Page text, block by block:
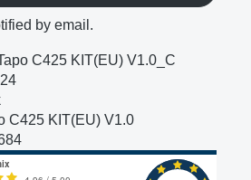
by email.
C425 KIT(EU) V1.0_C
C425 KIT(EU) V1.0